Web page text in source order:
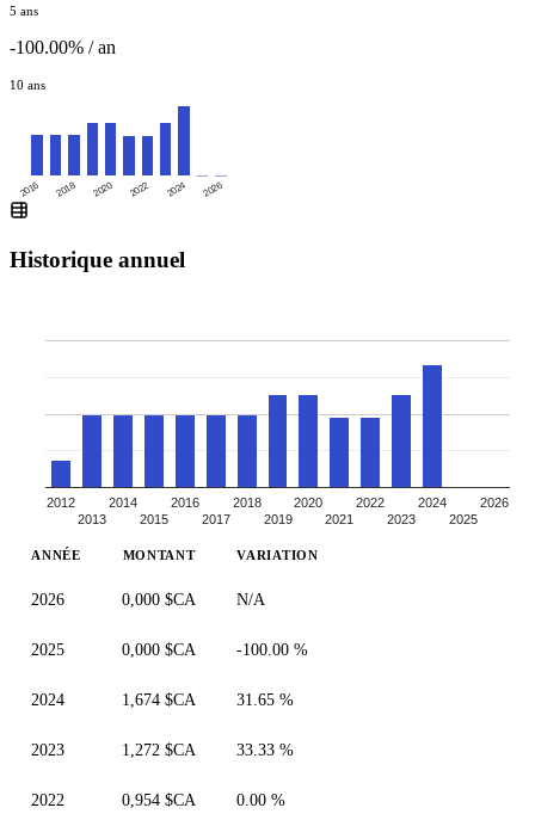
5 ans
-100.00% / an
10 ans
2016 2018 2020 2022 2024 2026
Historique annuel
2012
2013
2014
2015
2016
2017
2018
2019
2020
2021
2022
2023
2024
2025
2026
ANNÉE MONTANT VARIATION
2026 0,000 $CA N/A
2025 0,000 $CA -100.00 %
2024 1,674 $CA 31.65 %
2023 1,272 $CA 33.33 %
2022 0,954 $CA 0.00 %